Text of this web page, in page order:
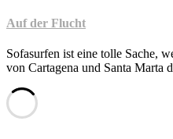
Auf der Flucht
Sofasurfen ist eine tolle Sache,
von Cartagena und Santa Marta